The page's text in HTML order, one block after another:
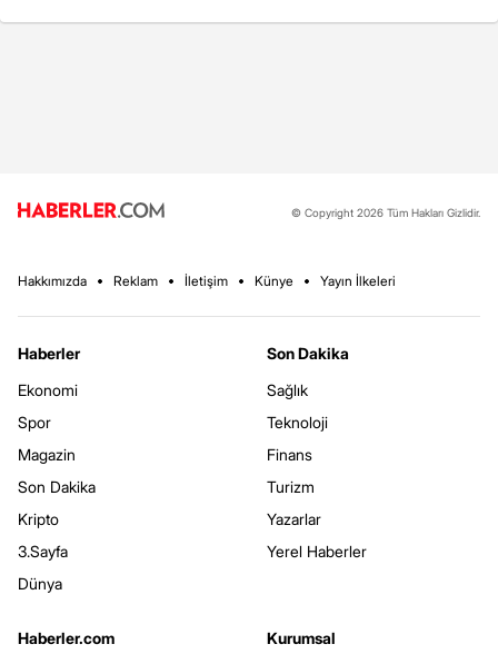
© Copyright 2026 Tüm Hakları Gizlidir.
Hakkımızda Reklam İletişim Künye Yayın İlkeleri
Haberler
Ekonomi
Spor
Magazin
Son Dakika
Kripto
3.Sayfa
Dünya
Son Dakika
Sağlık
Teknoloji
Finans
Turizm
Yazarlar
Yerel Haberler
Haberler.com
Kurumsal